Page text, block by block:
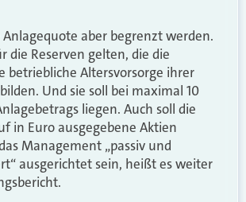
Anlagequote aber begrenzt werden.
die Reserven gelten, die die
betriebliche Altersvorsorge ihrer
Und sie soll bei maximal 10
liegen. Auch soll die
in Euro ausgegebene Aktien
Management „passiv und
ausgerichtet sein, heißt es weiter